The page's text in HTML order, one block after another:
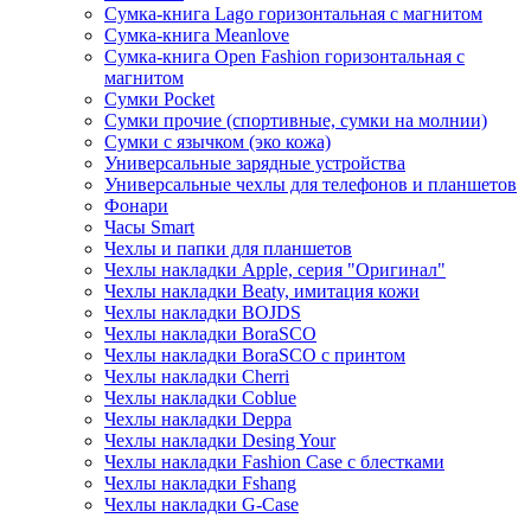
Сумка-книга Lago горизонтальная с магнитом
Сумка-книга Meanlove
Сумка-книга Open Fashion горизонтальная с
магнитом
Сумки Pocket
Сумки прочие (спортивные, сумки на молнии)
Сумки с язычком (эко кожа)
Универсальные зарядные устройства
Универсальные чехлы для телефонов и планшетов
Фонари
Часы Smart
Чехлы и папки для планшетов
Чехлы накладки Apple, серия "Оригинал"
Чехлы накладки Beaty, имитация кожи
Чехлы накладки BOJDS
Чехлы накладки BoraSCO
Чехлы накладки BoraSCO с принтом
Чехлы накладки Cherri
Чехлы накладки Coblue
Чехлы накладки Deppa
Чехлы накладки Desing Your
Чехлы накладки Fashion Case с блестками
Чехлы накладки Fshang
Чехлы накладки G-Case